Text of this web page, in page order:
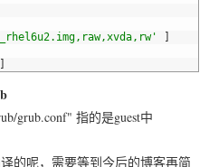
]
]
grub.conf" 指的是guest中
的呢，需要等到今后的博客再简